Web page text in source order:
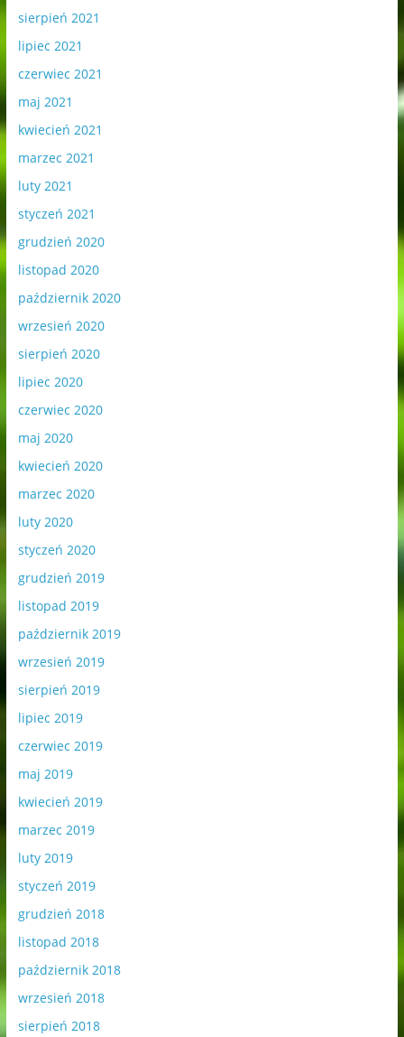
sierpień 2021
lipiec 2021
czerwiec 2021
maj 2021
kwiecień 2021
marzec 2021
luty 2021
styczeń 2021
grudzień 2020
listopad 2020
październik 2020
wrzesień 2020
sierpień 2020
lipiec 2020
czerwiec 2020
maj 2020
kwiecień 2020
marzec 2020
luty 2020
styczeń 2020
grudzień 2019
listopad 2019
październik 2019
wrzesień 2019
sierpień 2019
lipiec 2019
czerwiec 2019
maj 2019
kwiecień 2019
marzec 2019
luty 2019
styczeń 2019
grudzień 2018
listopad 2018
październik 2018
wrzesień 2018
sierpień 2018